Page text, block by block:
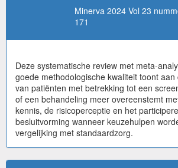
Minerva 2024 Vol 23
171
Deze systematische review met meta-
goede methodologische kwaliteit toont aan
van patiënten met betrekking tot een
of een behandeling meer overeenstemt
kennis, de risicoperceptie en het
besluitvorming wanneer keuzehulpen
vergelijking met standaardzorg.